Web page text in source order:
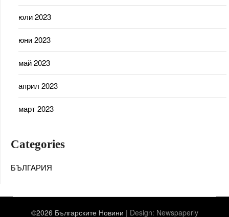
юли 2023
юни 2023
май 2023
април 2023
март 2023
Categories
БЪЛГАРИЯ
©2026 Българските Новини | Design: Newspaperly